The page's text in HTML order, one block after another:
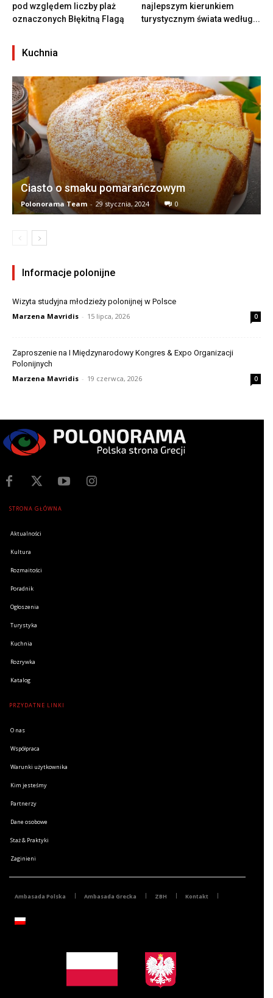
pod względem liczby plaż
oznaczonych Błękitną Flagą
najlepszym kierunkiem
turystycznym świata według...
Kuchnia
Ciasto o smaku pomarańczowym
Polonorama Team - 29 stycznia, 2024 0
Informacje polonijne
Wizyta studyjna młodzieży polonijnej w Polsce
Marzena Mavridis - 15 lipca, 2026 0
Zaproszenie na I Międzynarodowy Kongres & Expo Organizacji
Polonijnych
Marzena Mavridis - 19 czerwca, 2026 0
STRONA GŁÓWNA
Aktualności
Kultura
Rozmaitości
Poradnik
Ogłoszenia
Turystyka
Kuchnia
Rozrywka
Katalog
PRZYDATNE LINKI
O nas
Współpraca
Warunki użytkownika
Kim jesteśmy
Partnerzy
Dane osobowe
Staż & Praktyki
Zaginieni
Ambasada Polska Ambasada Grecka ZBH Kontakt